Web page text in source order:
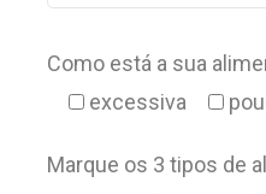
Como está a sua
excessiva
Marque os 3 tipos de